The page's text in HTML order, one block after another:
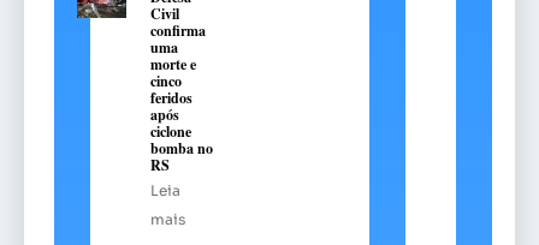
Civil
confirma
uma
morte e
cinco
feridos
após
ciclone
bomba no
RS
Leia
mais